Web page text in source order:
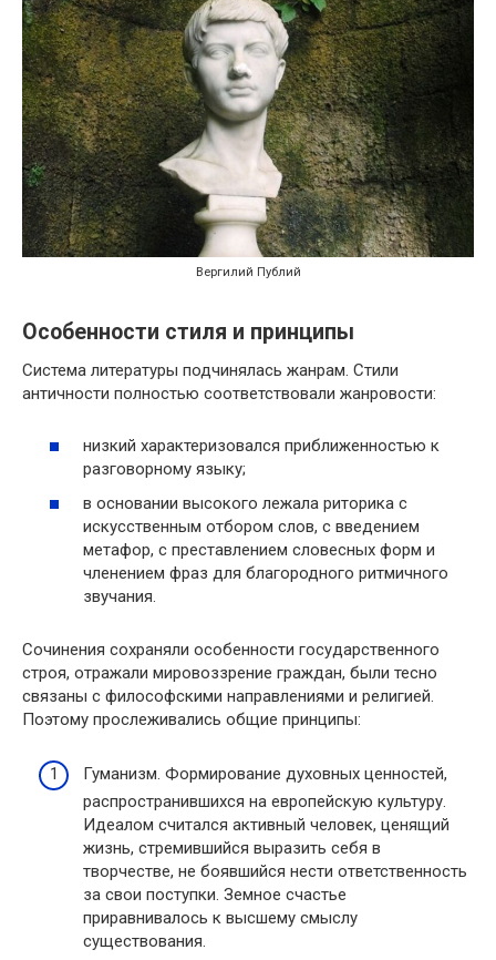
Вергилий Публий
Особенности стиля и принципы
Система литературы подчинялась жанрам. Стили
античности полностью соответствовали жанровости:
низкий характеризовался приближенностью к
разговорному языку;
в основании высокого лежала риторика с
искусственным отбором слов, с введением
метафор, с преставлением словесных форм и
членением фраз для благородного ритмичного
звучания.
Сочинения сохраняли особенности государственного
строя, отражали мировоззрение граждан, были тесно
связаны с философскими направлениями и религией.
Поэтому прослеживались общие принципы:
Гуманизм. Формирование духовных ценностей,
распространившихся на европейскую культуру.
Идеалом считался активный человек, ценящий
жизнь, стремившийся выразить себя в
творчестве, не боявшийся нести ответственность
за свои поступки. Земное счастье
приравнивалось к высшему смыслу
существования.